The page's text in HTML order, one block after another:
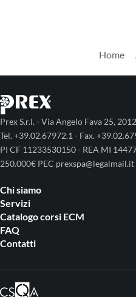
Home
Prex S.r.l. - Via Angelo Fava 25,
Tel. +39.02.67972.1 - Fax.
PI CF 11233530150 - REA MI
250.000€ PEC prexspa@legalmail.it
Chi siamo
Servizi
Catalogo corsi ECM
FAQ
Contatti